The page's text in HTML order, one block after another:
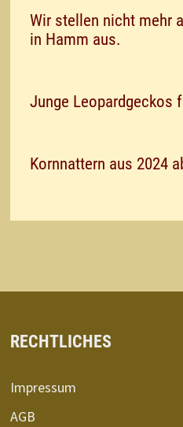
Wir stellen nicht mehr
in Hamm aus.
Junge Leopardgeckos
Kornnattern aus 2024
RECHTLICHES
Impressum
AGB